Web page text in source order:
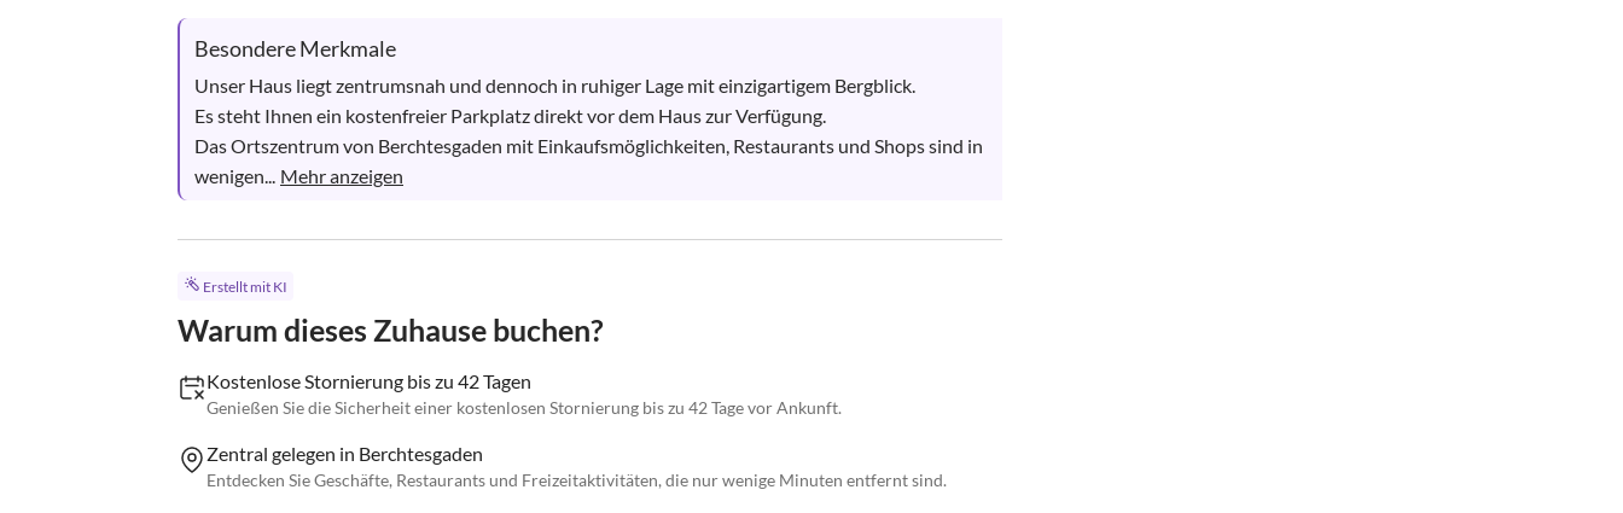
Besondere Merkmale
Unser Haus liegt zentrumsnah und dennoch in ruhiger Lage mit einzigartigem Bergblick.
Es steht Ihnen ein kostenfreier Parkplatz direkt vor dem Haus zur Verfügung.
Das Ortszentrum von Berchtesgaden mit Einkaufsmöglichkeiten, Restaurants und Shops sind in
wenigen... Mehr anzeigen
Erstellt mit KI
Warum dieses Zuhause buchen?
Kostenlose Stornierung bis zu 42 Tagen
Genießen Sie die Sicherheit einer kostenlosen Stornierung bis zu 42 Tage vor Ankunft.
Zentral gelegen in Berchtesgaden
Entdecken Sie Geschäfte, Restaurants und Freizeitaktivitäten, die nur wenige Minuten entfernt sind.